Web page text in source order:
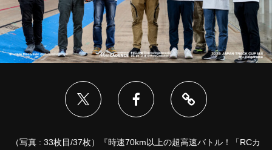
（写真 : 33枚目/37枚）『時速70km以上の超高速バトル！「RCカ